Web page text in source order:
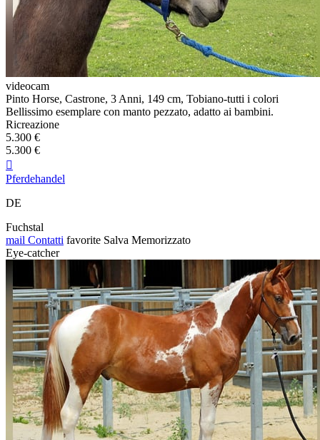
videocam
Pinto Horse, Castrone, 3 Anni, 149 cm, Tobiano-tutti i colori
Bellissimo esemplare con manto pezzato, adatto ai bambini.
Ricreazione
5.300 €
5.300 €

Pferdehandel
DE
Fuchstal
mail Contatti favorite Salva Memorizzato
Eye-catcher